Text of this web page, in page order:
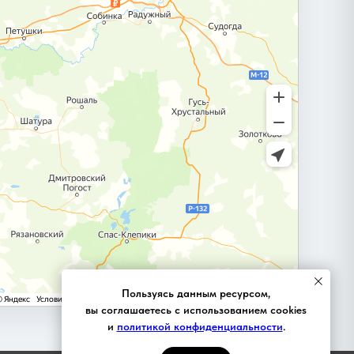
Пользуясь данным ресурсом,
вы соглашаетесь с использованием cookies
и политикой конфиденциальности.